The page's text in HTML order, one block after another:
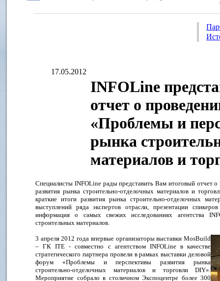
17.05.2012
INFOLine
отчет о
«Проблемы и
рынка
материалов и
Специалисты INFOLine рады представить Вам итоговый отчет
развития рынка строительно-отделочных материалов и
краткие итоги развития рынка строительно-отделочных
выступлений ряда экспертов отрасли, презентации
информация о самых свежих исследованиях агентства
строительных материалов.
3 апреля 2012 года впервые организаторы выставки MosBuild
– ГК ITE - совместно с агентством INFOLine в качестве
стратегического партнера провели в рамках выставки деловой
форум «Проблемы и перспективы развития рынка
строительно-отделочных материалов и торговли DIY».
Мероприятие собрало в столичном Экспоцентре более 300